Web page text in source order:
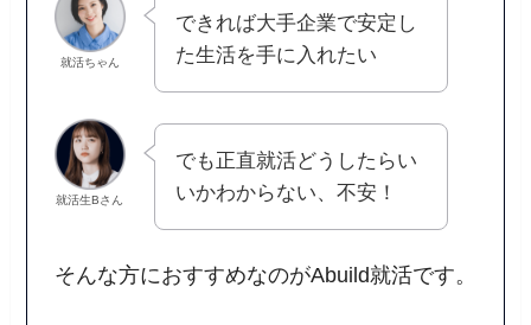
就活ちゃん
できれば大手企業で安定し
た生活を手に入れたい
就活生Bさん
でも正直就活どうしたらい
いかわからない、不安！
そんな方におすすめなのがAbuild就活です。